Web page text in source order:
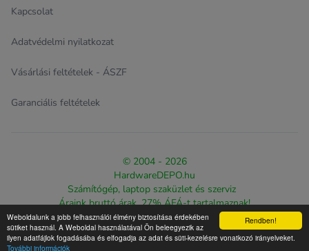
Rendben!
Weboldalunk a jobb felhasználói élmény biztosítása érdekében
sütiket használ. A Weboldal használatával Ön beleegyezik az
ilyen adatfájlok fogadásába és elfogadja az adat és süti-kezelésre vonatkozó irányelveket.
További információk
Kapcsolat
Adatvédelmi nyilatkozat
Vásárlási feltételek - ÁSZF
Garanciális feltételek
© 2004 - 2026
HardwareDEPO.hu
Számítógép, laptop szaküzlet és szerviz
Áraink bruttó árak, 27% ÁFÁ-t tartalmaznak!
Design & eCommerce solution proudly created byThe Web
Warriorz